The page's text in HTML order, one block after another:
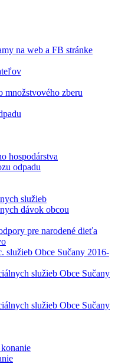
na web a FB stránke
množstvového zberu
hospodárstva
odpadu
služieb
dávok obcou
pre narodené dieťa
služieb Obce Sučany 2016-
služieb Obce Sučany
služieb Obce Sučany